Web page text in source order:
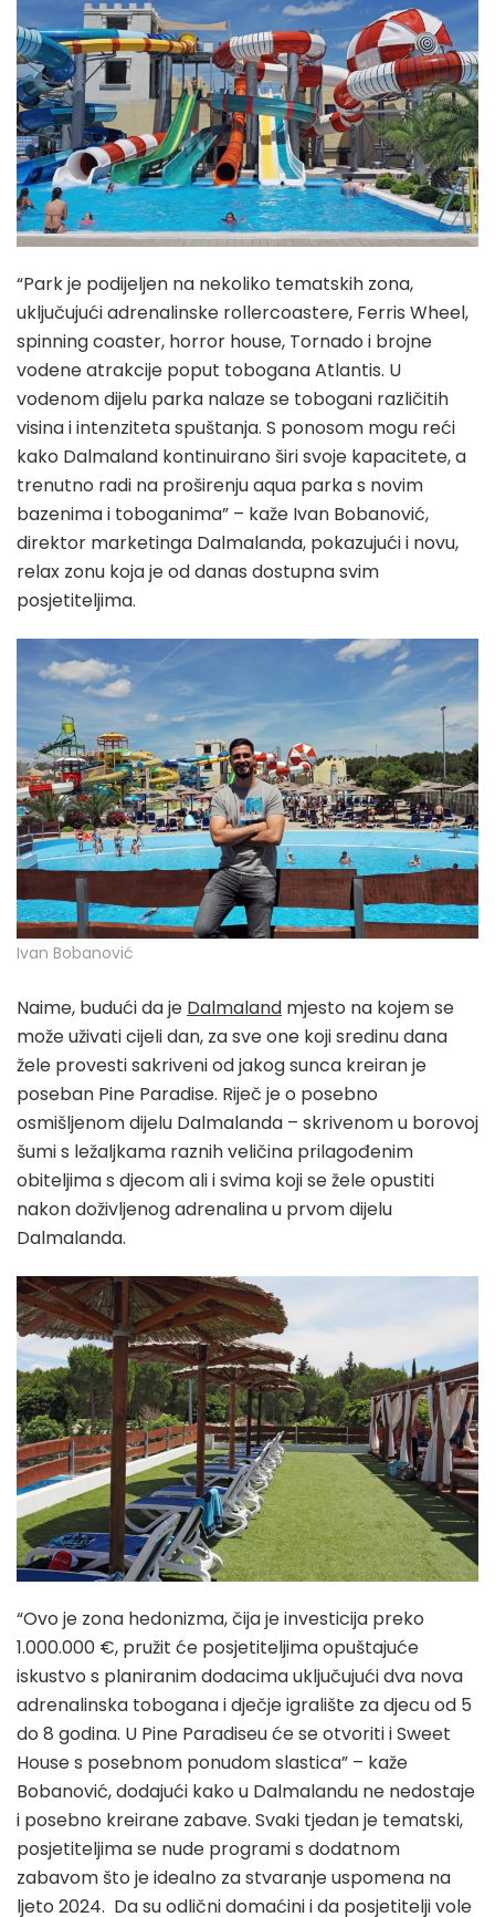
“Park je podijeljen na nekoliko tematskih zona,
uključujući adrenalinske rollercoastere, Ferris Wheel,
spinning coaster, horror house, Tornado i brojne
vodene atrakcije poput tobogana Atlantis. U
vodenom dijelu parka nalaze se tobogani različitih
visina i intenziteta spuštanja. S ponosom mogu reći
kako Dalmaland kontinuirano širi svoje kapacitete, a
trenutno radi na proširenju aqua parka s novim
bazenima i toboganima” – kaže Ivan Bobanović,
direktor marketinga Dalmalanda, pokazujući i novu,
relax zonu koja je od danas dostupna svim
posjetiteljima.
Ivan Bobanović
Naime, budući da je Dalmaland mjesto na kojem se
može uživati cijeli dan, za sve one koji sredinu dana
žele provesti sakriveni od jakog sunca kreiran je
poseban Pine Paradise. Riječ je o posebno
osmišljenom dijelu Dalmalanda – skrivenom u borovoj
šumi s ležaljkama raznih veličina prilagođenim
obiteljima s djecom ali i svima koji se žele opustiti
nakon doživljenog adrenalina u prvom dijelu
Dalmalanda.
“Ovo je zona hedonizma, čija je investicija preko
1.000.000 €, pružit će posjetiteljima opuštajuće
iskustvo s planiranim dodacima uključujući dva nova
adrenalinska tobogana i dječje igralište za djecu od 5
do 8 godina. U Pine Paradiseu će se otvoriti i Sweet
House s posebnom ponudom slastica” – kaže
Bobanović, dodajući kako u Dalmalandu ne nedostaje
i posebno kreirane zabave. Svaki tjedan je tematski,
posjetiteljima se nude programi s dodatnom
zabavom što je idealno za stvaranje uspomena na
ljeto 2024. Da su odlični domaćini i da posjetitelji vole